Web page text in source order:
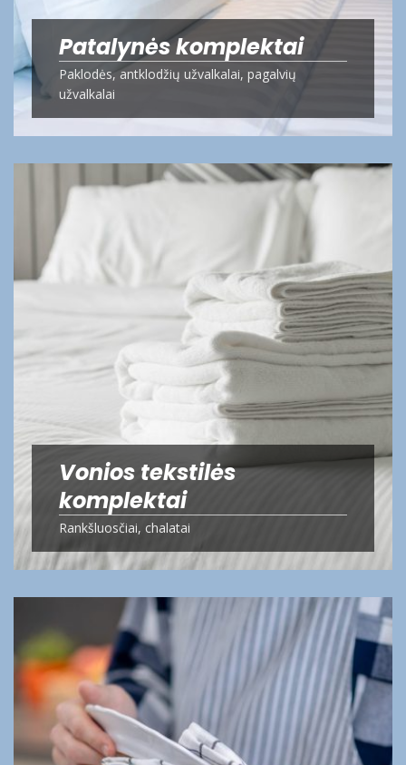
Patalynės komplektai
Paklodės, antklodžių užvalkalai, pagalvių
užvalkalai
Vonios tekstilės
komplektai
Rankšluosčiai, chalatai